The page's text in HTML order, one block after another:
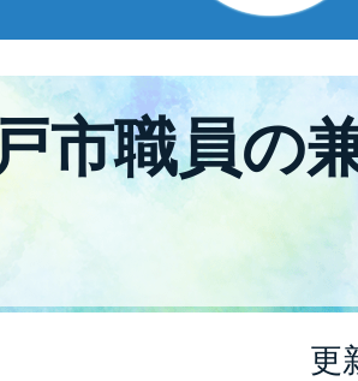
市職員の
更